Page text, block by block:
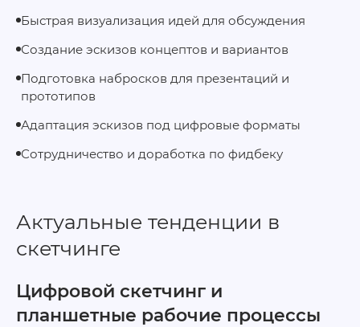
Быстрая визуализация идей для обсуждения
Создание эскизов концептов и вариантов
Подготовка набросков для презентаций и
прототипов
Адаптация эскизов под цифровые форматы
Сотрудничество и доработка по фидбеку
Актуальные тенденции в
скетчинге
Цифровой скетчинг и
планшетные рабочие процессы